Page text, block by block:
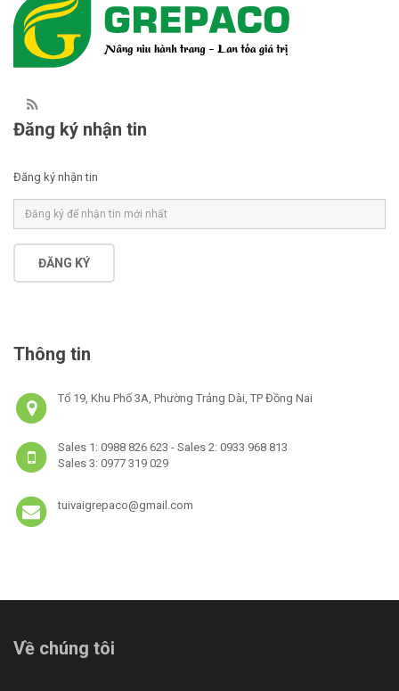
Đăng ký nhận tin
Đăng ký nhận tin
ĐĂNG KÝ
Thông tin
Tổ 19, Khu Phố 3A, Phường Trảng Dài, TP Đồng Nai
Sales 1: 0988 826 623 - Sales 2: 0933 968 813
Sales 3: 0977 319 029
tuivaigrepaco@gmail.com
Về chúng tôi